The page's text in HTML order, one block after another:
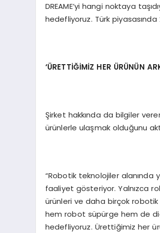
DREAME’yi hangi noktaya
hedefliyoruz. Türk
‘ÜRETTİĞİMİZ HER ÜRÜNÜN
Şirket hakkında da bilgiler
ürünlerle ulaşmak olduğunu
“Robotik teknolojiler alanında
faaliyet gösteriyor. Yalnızca
ürünleri ve daha birçok
hem robot süpürge hem de
hedefliyoruz. Ürettiğimiz her